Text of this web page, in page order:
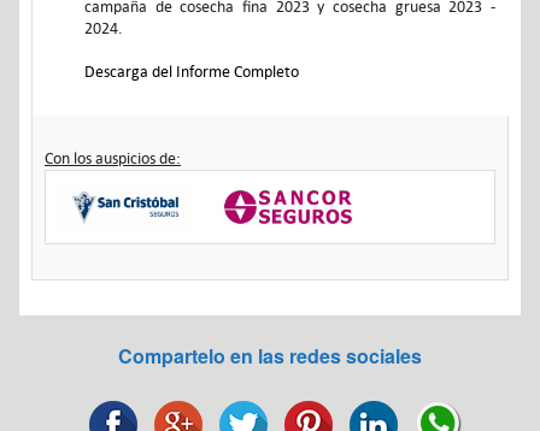
campaña de cosecha fina 2023 y cosecha gruesa 2023 -
2024.
Descarga del Informe Completo
Con los auspicios de:
Compartelo en las redes sociales